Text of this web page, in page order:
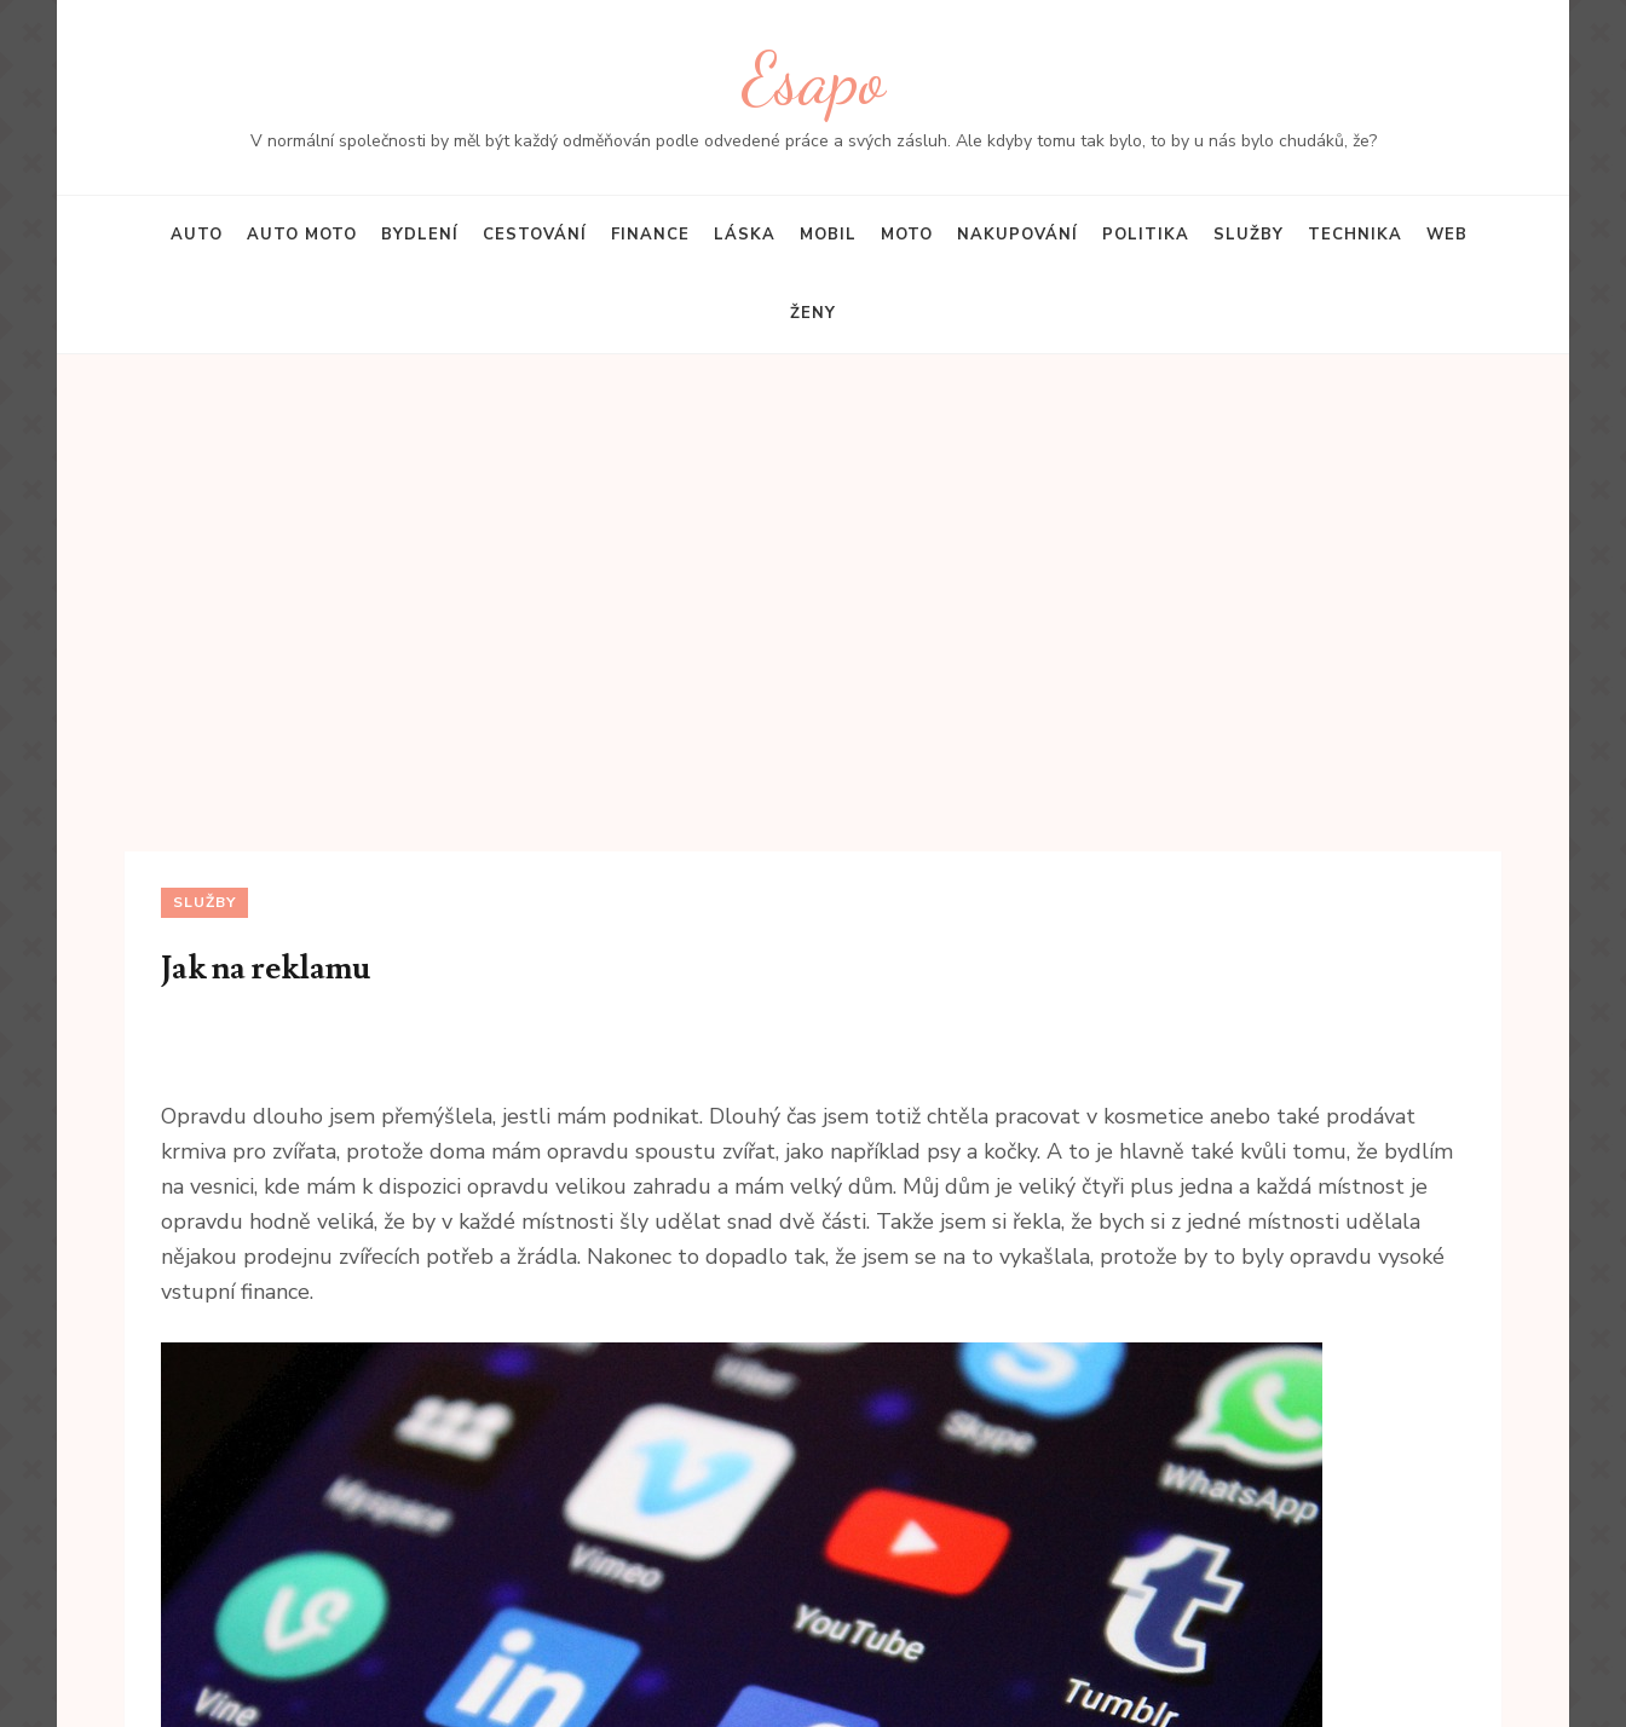
Esapo
V normální společnosti by měl být každý odměňován podle odvedené práce a svých zásluh. Ale kdyby tomu tak bylo, to by u nás bylo chudáků, že?
AUTO AUTO MOTO BYDLENÍ CESTOVÁNÍ FINANCE LÁSKA MOBIL MOTO NAKUPOVÁNÍ POLITIKA SLUŽBY TECHNIKA WEB
ŽENY
SLUŽBY
Jak na reklamu
Opravdu dlouho jsem přemýšlela, jestli mám podnikat. Dlouhý čas jsem totiž chtěla pracovat v kosmetice anebo také prodávat
krmiva pro zvířata, protože doma mám opravdu spoustu zvířat, jako například psy a kočky. A to je hlavně také kvůli tomu, že bydlím
na vesnici, kde mám k dispozici opravdu velikou zahradu a mám velký dům. Můj dům je veliký čtyři plus jedna a každá místnost je
opravdu hodně veliká, že by v každé místnosti šly udělat snad dvě části. Takže jsem si řekla, že bych si z jedné místnosti udělala
nějakou prodejnu zvířecích potřeb a žrádla. Nakonec to dopadlo tak, že jsem se na to vykašlala, protože by to byly opravdu vysoké
vstupní finance.